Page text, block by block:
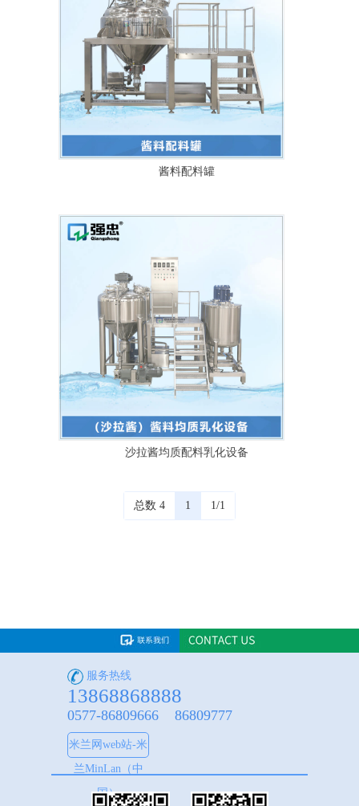
酱料配料罐
沙拉酱均质配料乳化设备
总数 4 1 1/1
服务热线
13868868888
0577-86809666 86809777
米兰网web站-米
兰MinLan（中
国）